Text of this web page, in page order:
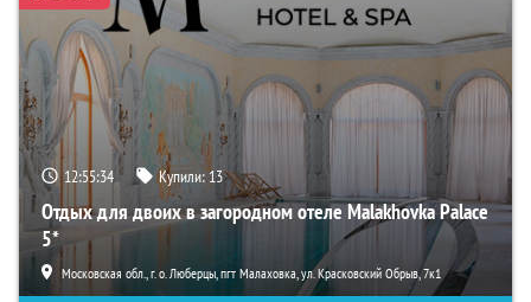
12:55:33 Купили:13
Отдых для двоих в загородном отеле Malakhovka Palace
5*
Московская обл., г. о. Люберцы, пгт Малаховка, ул. Красковский Обрыв, 7к1